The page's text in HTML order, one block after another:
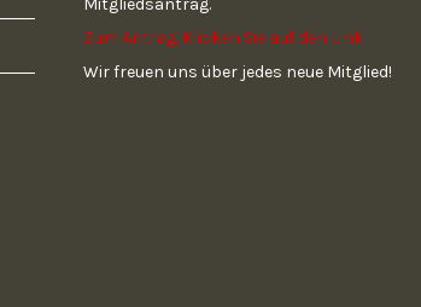
Mitgliedsantrag.
Zum Antrag. Klicken Sie auf den Link
Wir freuen uns über jedes neue Mitglied!